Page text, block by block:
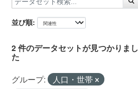
並び順
2 件のデータセットが見つかりまし
た
グループ:
人口・世帯